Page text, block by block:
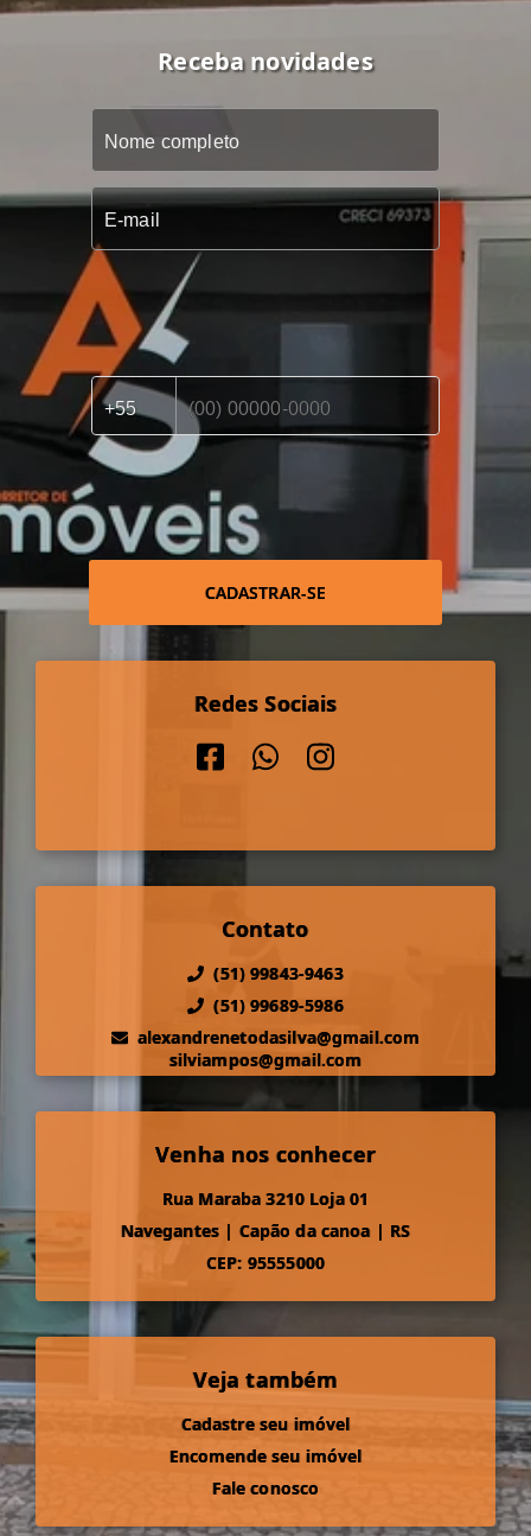
Receba novidades
CADASTRAR-SE
Redes Sociais
Contato
(51) 99843-9463
(51) 99689-5986
alexandrenetodasilva@gmail.com
silviampos@gmail.com
Venha nos conhecer
Rua Maraba 3210 Loja 01
Navegantes | Capão da canoa | RS
CEP: 95555000
Veja também
Cadastre seu imóvel
Encomende seu imóvel
Fale conosco